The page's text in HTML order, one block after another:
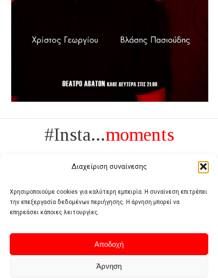
Διαχείριση συναίνεσης
Χρησιμοποιούμε cookies για καλύτερη εμπειρία. Η συναίνεση επιτρέπει
την επεξεργασία δεδομένων περιήγησης. Η άρνηση μπορεί να
επηρεάσει κάποιες λειτουργίες.
Αποδοχή
Άρνηση
#Insta...moments
Πολυτέλεια δεν είναι το αντίθετο της ανέχειας, είναι το αντίθετο της